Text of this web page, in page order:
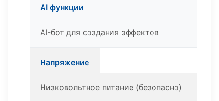
AI функции
AI-бот для создания эффектов
Напряжение
Низковольтное питание (безопасно)